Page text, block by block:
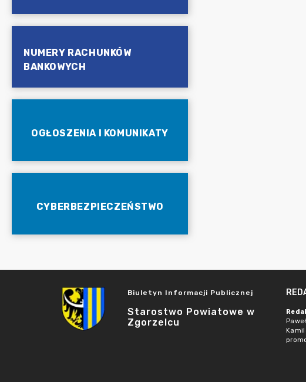
NUMERY RACHUNKÓW
BANKOWYCH
OGŁOSZENIA I KOMUNIKATY
CYBERBEZPIECZEŃSTWO
Biuletyn Informacji Publicznej
Starostwo Powiatowe w
Zgorzelcu